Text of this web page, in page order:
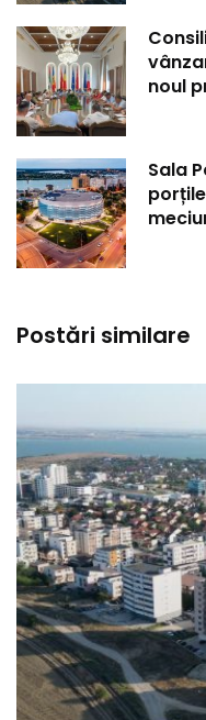
noul
Sala
Postări similare